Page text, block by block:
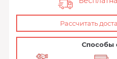
Рассчитать
Способы